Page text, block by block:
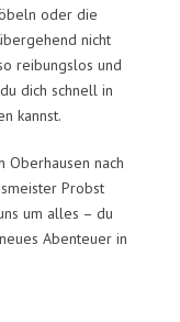
oder die
nicht
reibungslos und
dich schnell in
kannst.
Oberhausen nach
Probst
um alles – du
Abenteuer in